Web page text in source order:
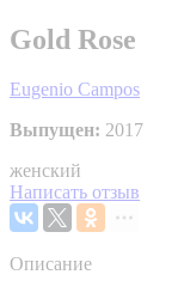
Gold Rose
Eugenio Campos
Выпущен: 2017
женский
Написать отзыв
Описание